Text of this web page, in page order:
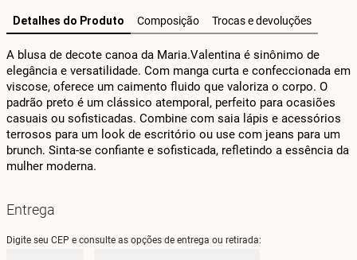
Detalhes do Produto Composição Trocas e devoluções
A blusa de decote canoa da Maria.Valentina é sinônimo de
elegância e versatilidade. Com manga curta e confeccionada em
viscose, oferece um caimento fluido que valoriza o corpo. O
padrão preto é um clássico atemporal, perfeito para ocasiões
casuais ou sofisticadas. Combine com saia lápis e acessórios
terrosos para um look de escritório ou use com jeans para um
brunch. Sinta-se confiante e sofisticada, refletindo a essência da
mulher moderna.
Entrega
Digite seu CEP e consulte as opções de entrega ou retirada: